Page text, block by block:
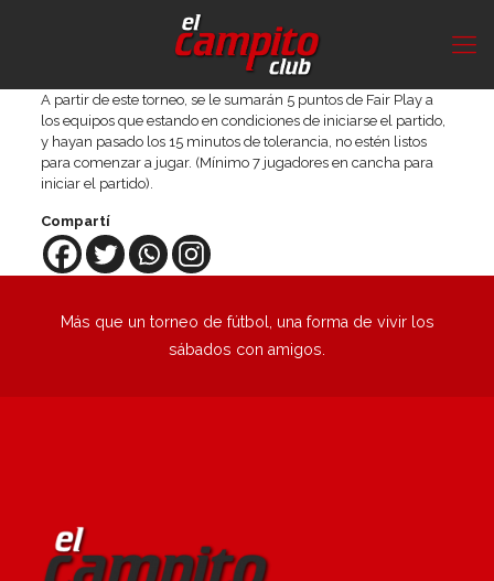
A partir de este torneo, se le sumarán 5 puntos de Fair Play a
los equipos que estando en condiciones de iniciarse el partido,
y hayan pasado los 15 minutos de tolerancia, no estén listos
para comenzar a jugar. (Mínimo 7 jugadores en cancha para
iniciar el partido).
Compartí
Más que un torneo de fútbol, una forma de vivir los
sábados con amigos.